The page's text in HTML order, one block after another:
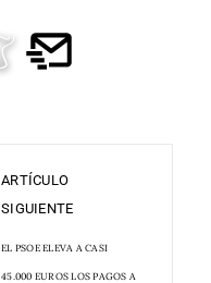
ARTÍCULO
SIGUIENTE
EL PSOE ELEVA A CASI
45.000 EUROS LOS PAGOS A